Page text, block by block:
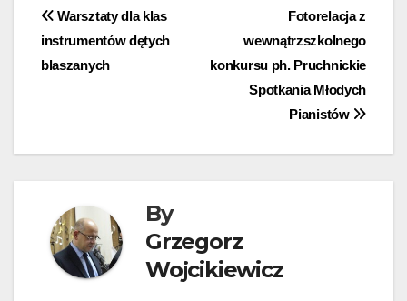
Nawigacja
wpisu
Fotorelacja z
wewnątrzszkolnego
konkursu ph. Pruchnickie
Spotkania Młodych
Pianistów
Warsztaty dla klas
instrumentów dętych
blaszanych
By
Grzegorz
Wojcikiewicz